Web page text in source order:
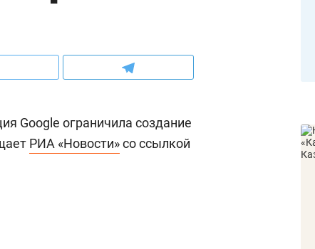
Google ограничила создание
РИА «Новости»со ссылкой